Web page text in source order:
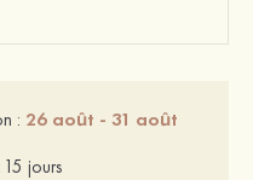
: 26 août - 31 août
15 jours